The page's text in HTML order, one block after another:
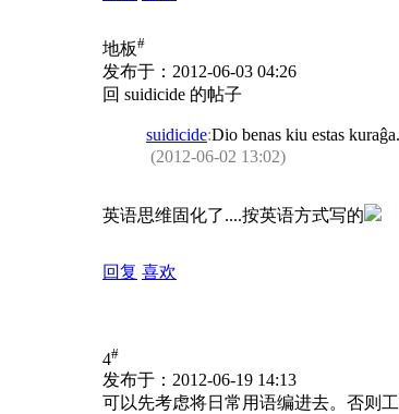
地板#
发布于：2012-06-03 04:26
回 suidicide 的帖子
suidicide:Dio benas kiu estas
(2012-06-02 13:02)
英语思维固化了....按英语方式写的
回复 喜欢
4#
发布于：2012-06-19 14:13
可以先考虑将日常用语编进去。否则工